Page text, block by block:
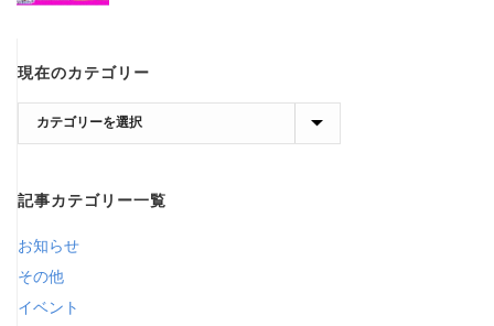
現在のカテゴリー
在
カ
ゴ
リ
ー
記事カテゴリー一覧
お知らせ
その他
イベント